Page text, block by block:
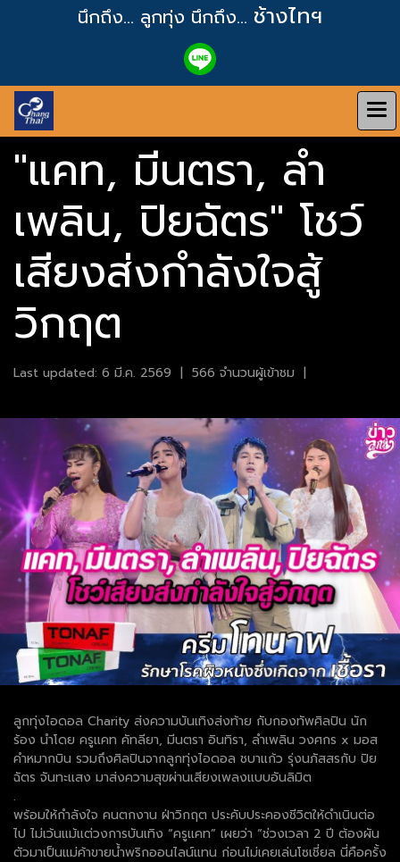
นึกถึง... ลูกทุ่ง นึกถึง... ช้างไทฯ
"แคท, มีนตรา, ลำ
เพลิน, ปิยฉัตร" โชว์
เสียงส่งกำลังใจสู้
วิกฤต
Last updated: 6 มี.ค. 2569 | 566 จำนวนผู้เข้าชม |
ลูกทุ่งไอดอล Charity ส่งความบันเทิงส่งท้าย กับกองทัพศิลปิน นัก
ร้อง นำโดย ครูแคท คัทลียา, มีนตรา อินทิรา, ลำเพลิน วงศกร x มอส
คำหมากบิน รวมถึงศิลปินจากลูกทุ่งไอดอล ชบาแก้ว รุ่งนภัสสรกับ ปิย
ฉัตร จันทะแสง มาส่งความสุขผ่านเสียงเพลงแบบอันลิมิต
.
พร้อมให้กำลังใจ คนตกงาน ฝ่าวิกฤต ประคับประคองชีวิตให้ดำเนินต่อ
ไป ไม่เว้นแม้แต่วงการบันเทิง “ครูแคท” เผยว่า “ช่วงเวลา 2 ปี ต้องผัน
ตัวมาเป็นแม่ค้าขายน้ำพริกออนไลน์แทน ก่อนไม่เคยเล่นโซเชี่ยล นี่คือครั้ง